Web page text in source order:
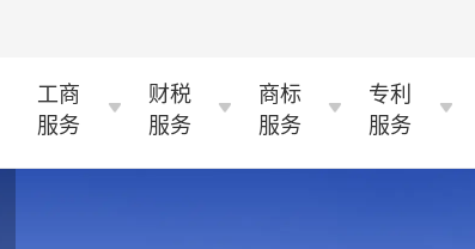
工商
服务
财税
服务
商标
服务
专利
服务